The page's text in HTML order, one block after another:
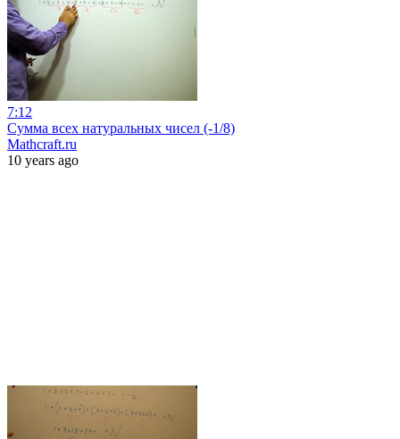
7:12
Сумма всех натуральных чисел (-1/8)
Mathcraft.ru
10 years ago